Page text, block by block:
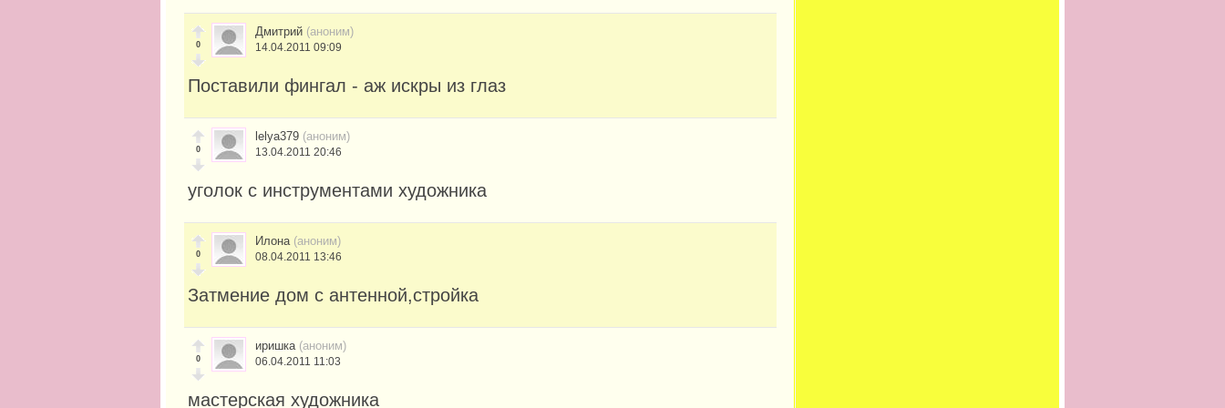
0
Дмитрий (аноним)
14.04.2011 09:09
Поставили фингал - аж искры из глаз
0
lelya379 (аноним)
13.04.2011 20:46
уголок с инструментами художника
0
Илона (аноним)
08.04.2011 13:46
Затмение дом с антенной,стройка
0
иришка (аноним)
06.04.2011 11:03
мастерская художника